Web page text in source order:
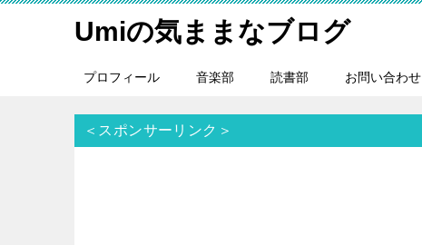
Umiの気ままなブログ
プロフィール 音楽部 読書部 お問い合わせ
＜スポンサーリンク＞